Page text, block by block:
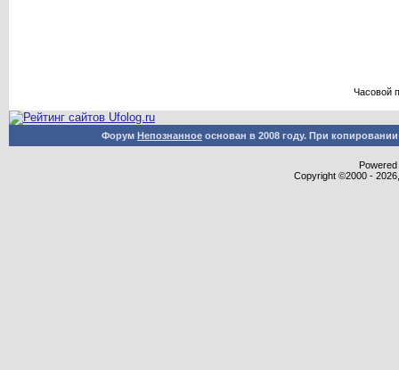
Часовой
Форум Непознанное основан в 2008 году. При
Copyright ©2000 -